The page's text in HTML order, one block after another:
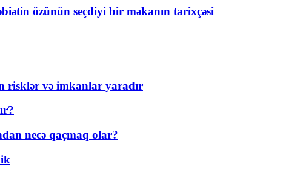
özünün seçdiyi bir məkanın tarixçəsi
risklər və imkanlar yaradır
necə qaçmaq olar?